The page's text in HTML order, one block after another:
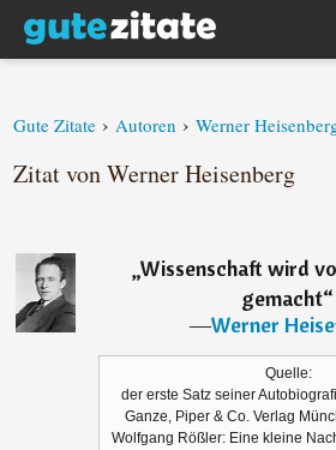
Gute Zitate › Autoren › Werner
Zitat von Werner Heisenberg
„Wissenschaft wird
gemacht“
―Werner
Quelle:
der erste Satz seiner
Ganze, Piper & Co. Verlag
Wolfgang Rößler: Eine kleine